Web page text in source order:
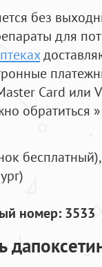
без
для
Card или
обратиться
бесплатный),
номер: 3533